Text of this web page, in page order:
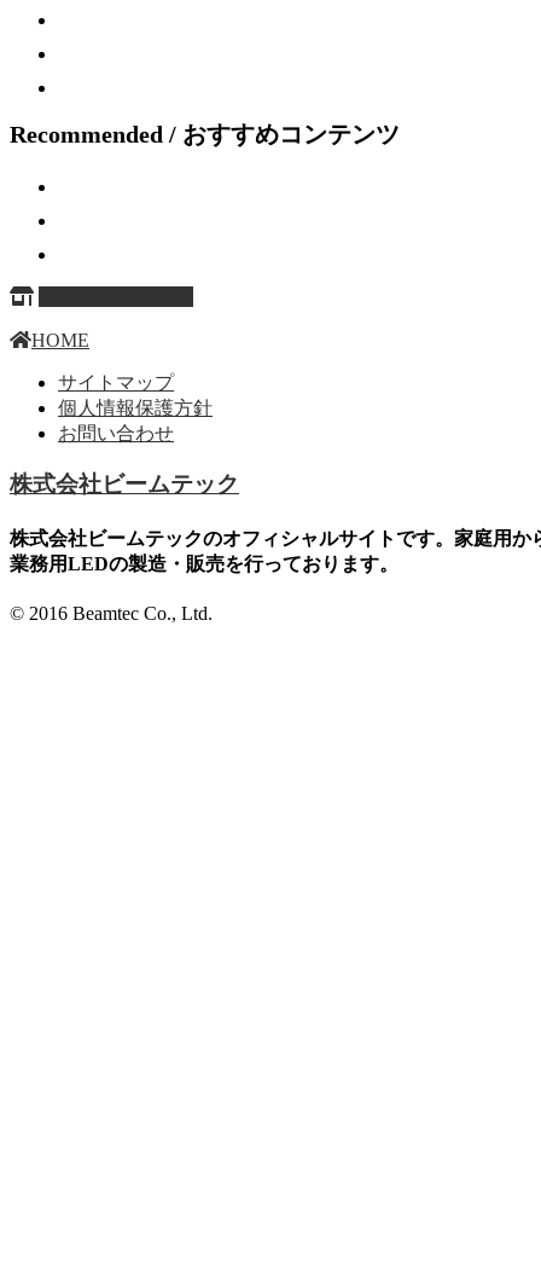
Recommended / おすすめコンテンツ
HOME
サイトマップ
個人情報保護方針
お問い合わせ
株式会社ビームテック
株式会社ビームテックのオフィシャルサイトです。家庭用か
業務用LEDの製造・販売を行っております。
© 2016 Beamtec Co., Ltd.